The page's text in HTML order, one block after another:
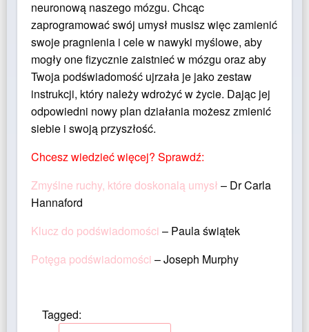
neuronową naszego mózgu. Chcąc
zaprogramować swój umysł musisz więc zamienić
swoje pragnienia i cele w nawyki myślowe, aby
mogły one fizycznie zaistnieć w mózgu oraz aby
Twoja podświadomość ujrzała je jako zestaw
instrukcji, który należy wdrożyć w życie. Dając jej
odpowiedni nowy plan działania możesz zmienić
siebie i swoją przyszłość.
Chcesz wiedzieć więcej? Sprawdź:
Zmyślne ruchy, które doskonalą umysł – Dr Carla
Hannaford
Klucz do podświadomości – Paula świątek
Potęga podświadomości – Joseph Murphy
Tagged: